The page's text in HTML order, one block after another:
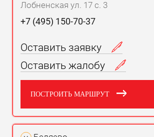
Лобненская ул. 17 с. 3
+7 (495) 150-70-37
Оставить заявку
Оставить жалобу
ПОСТРОИТЬ МАРШРУТ